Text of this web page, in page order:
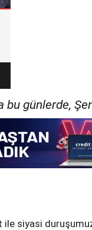
günlerde,
ile siyasi